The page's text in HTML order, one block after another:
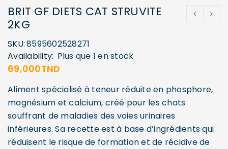
BRIT GF DIETS CAT STRUVITE
2KG
SKU:8595602528271
Availability: Plus que 1 en stock
69,000TND
Aliment spécialisé à teneur réduite en phosphore,
magnésium et calcium, créé pour les chats
souffrant de maladies des voies urinaires
inférieures. Sa recette est à base d’ingrédients qui
réduisent le risque de formation et de récidive de